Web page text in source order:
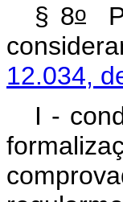
§ 8o
12.034,
I -